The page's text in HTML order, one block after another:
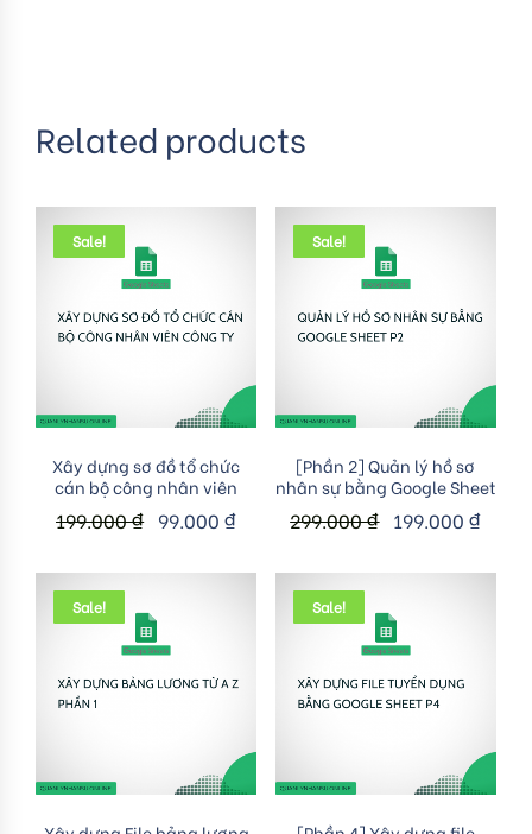
Related products
Sale!
Add to cart
Xây dựng sơ đồ tổ chức
cán bộ công nhân viên
199.000₫ 99.000₫
Sale!
Add to cart
[Phần 2] Quản lý hồ sơ
nhân sự bằng Google Sheet
299.000₫ 199.000₫
Sale!
Add to cart
Sale!
Add to cart